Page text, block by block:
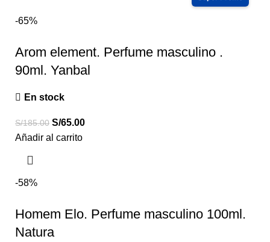
-65%
Arom element. Perfume masculino .
90ml. Yanbal
En stock
S/185.00 S/65.00
Añadir al carrito
-58%
Homem Elo. Perfume masculino 100ml.
Natura